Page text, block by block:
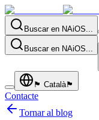
Buscar en NAiOS...
Buscar en NAiOS...
🏴 Català🏴
Contacte
Tornar al blog